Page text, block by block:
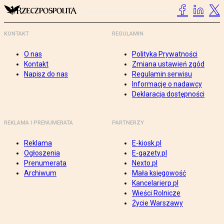
KONTAKT
O nas
Kontakt
Napisz do nas
REGULAMIN
Polityka Prywatności
Zmiana ustawień zgód
Regulamin serwisu
Informacje o nadawcy
Deklaracja dostępności
REKLAMA I PRENUMERATA
Reklama
Ogłoszenia
Prenumerata
Archiwum
PARTNERZY
E-kiosk.pl
E-gazety.pl
Nexto.pl
Mała księgowość
Kancelarierp.pl
Wieści Rolnicze
Życie Warszawy